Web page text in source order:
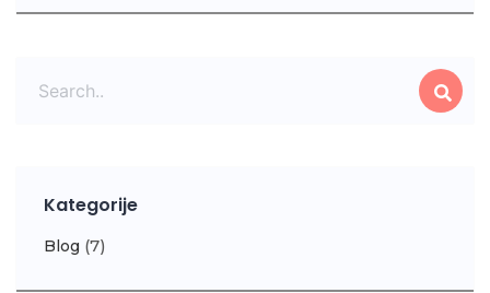
Kategorije
Blog (7)